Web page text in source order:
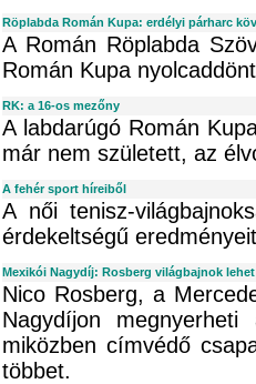
Röplabda Román Kupa: erdélyi párharc
A Román Röplabda
Román Kupa
RK: a 16-os mezőny
A labdarúgó Román
már nem született, az
A fehér sport híreiből
A női tenisz-
érdekeltségű
Mexikói Nagydíj: Rosberg világbajnok lehet
Nico Rosberg, a
Nagydíjon
miközben címvédő
többet.